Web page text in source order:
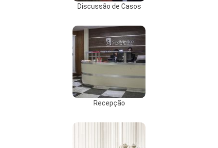
Discussão de Casos
Recepção